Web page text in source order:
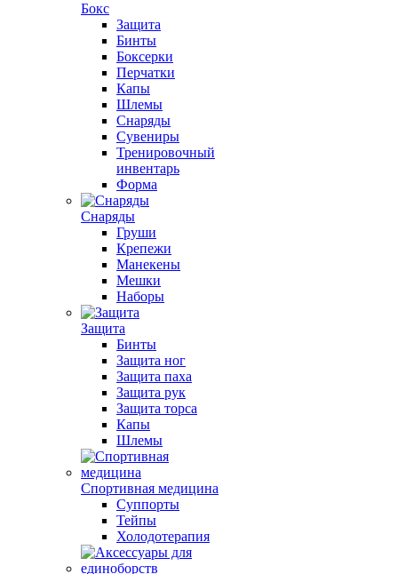
Бокс
Защита
Бинты
Боксерки
Перчатки
Капы
Шлемы
Снаряды
Сувениры
Тренировочный
инвентарь
Форма
Снаряды
Груши
Крепежи
Манекены
Мешки
Наборы
Защита
Бинты
Защита ног
Защита паха
Защита рук
Защита торса
Капы
Шлемы
Спортивная медицина
Суппорты
Тейпы
Холодотерапия